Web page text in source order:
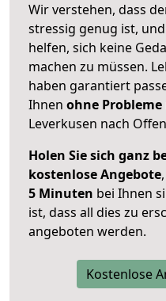
Wir verstehen, dass
stressig genug ist,
helfen, sich keine
machen zu müssen.
haben garantiert
Ihnen ohne Probleme
Leverkusen nach
Holen Sie sich ganz
kostenlose Angebote
5 Minuten bei Ihnen
ist, dass all dies zu
angeboten werden.
Kostenlose